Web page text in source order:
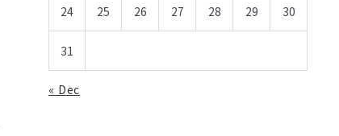
24 25 26 27 28 29 30
31
« Dec